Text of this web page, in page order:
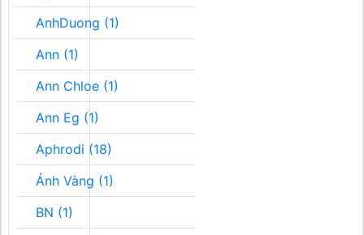
AnhDuong (1)
Ann (1)
Ann Chloe (1)
Ann Eg (1)
Aphrodi (18)
Ánh Vàng (1)
BN (1)